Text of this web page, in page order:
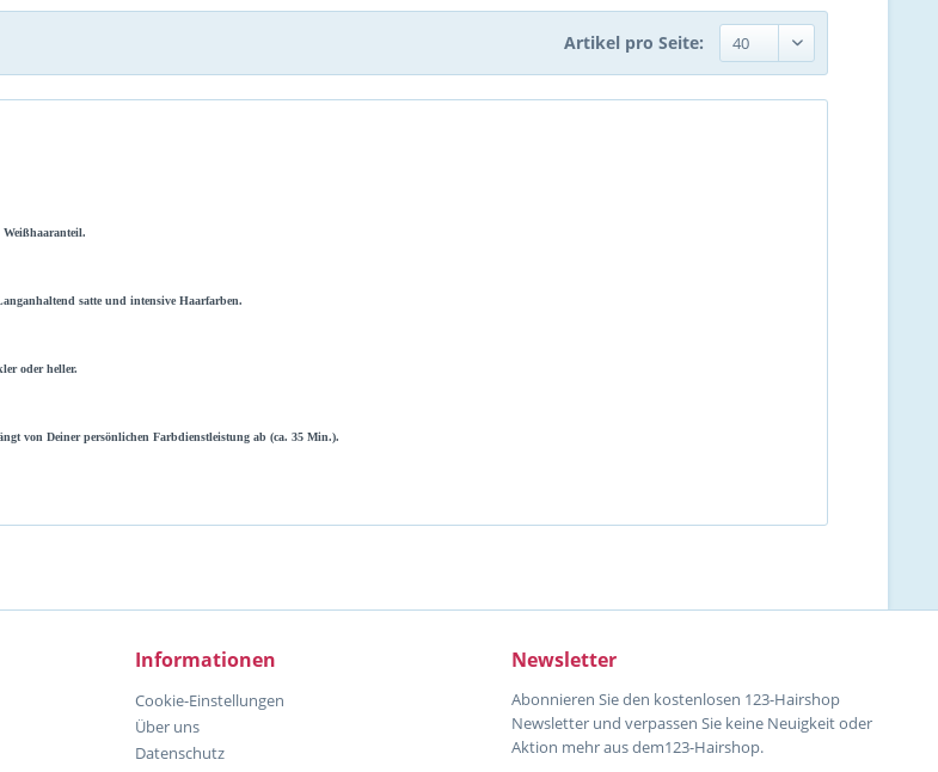
Artikel pro Seite:
satte und intensive Haarfarben.
oder heller.
von Deiner persönlichen Farbdienstleistung ab (ca. 35 Min.).
Informationen
Cookie-Einstellungen
Über uns
Datenschutz
Newsletter
Abonnieren Sie den kostenlosen 123-Hairshop
Newsletter und verpassen Sie keine Neuigkeit oder
Aktion mehr aus dem123-Hairshop.